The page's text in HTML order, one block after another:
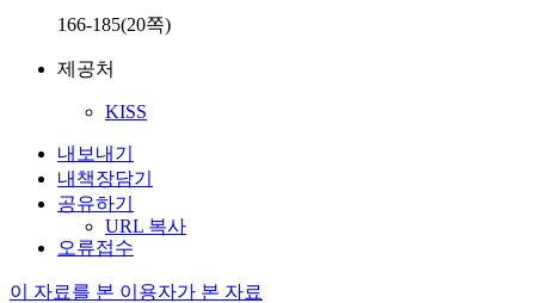
166-185(20쪽)
제공처
KISS
내보내기
내책장담기
공유하기
URL 복사
오류접수
이 자료를 본 이용자가 본 자료